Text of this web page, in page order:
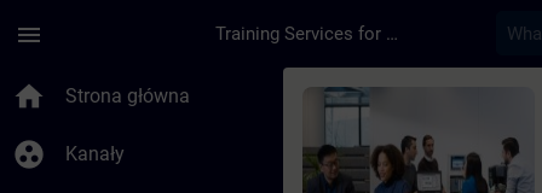
menu Training Services for Digital Industries
home Strona główna
group_work Kanały
Kurs -